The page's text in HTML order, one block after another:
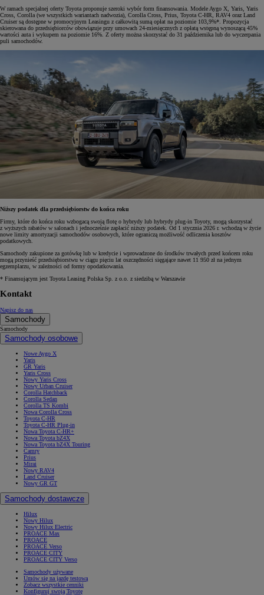
W ramach specjalnej oferty Toyota proponuje szeroki wybór form finansowania. Modele Aygo X, Yaris, Yaris
Cross, Corolla (we wszystkich wariantach nadwozia), Corolla Cross, Prius, Toyota C-HR, RAV4 oraz Land
Cruiser są dostępne w promocyjnym Leasingu z całkowitą sumą opłat na poziomie 103,9%*. Propozycja
skierowana do przedsiębiorców obowiązuje przy umowach 24-miesięcznych z opłatą wstępną wynoszącą 45%
wartości auta i wykupem na poziomie 16%. Z oferty można skorzystać do 31 października lub do wyczerpania
puli samochodów.
Niższy podatek dla przedsiębiorstw do końca roku
Firmy, które do końca roku wzbogacą swoją flotę o hybrydy lub hybrydy plug-in Toyoty, mogą skorzystać
z wyższych rabatów w salonach i jednocześnie zapłacić niższy podatek. Od 1 stycznia 2026 r. wchodzą w życie
nowe limity amortyzacji samochodów osobowych, które ograniczą możliwość odliczenia kosztów
podatkowych.
Samochody zakupione za gotówkę lub w kredycie i wprowadzone do środków trwałych przed końcem roku
mogą przynieść przedsiębiorstwu w ciągu pięciu lat oszczędności sięgające nawet 11 950 zł na jednym
egzemplarzu, w zależności od formy opodatkowania.
* Finansującym jest Toyota Leasing Polska Sp. z o.o. z siedzibą w Warszawie
Kontakt
Napisz do nas
Samochody
Samochody
Samochody osobowe
Nowe Aygo X
Yaris
GR Yaris
Yaris Cross
Nowy Yaris Cross
Nowy Urban Cruiser
Corolla Hatchback
Corolla Sedan
Corolla TS Kombi
Nowa Corolla Cross
Toyota C-HR
Toyota C-HR Plug-in
Nowa Toyota C-HR+
Nowa Toyota bZ4X
Nowa Toyota bZ4X Touring
Camry
Prius
Mirai
Nowy RAV4
Land Cruiser
Nowy GR GT
Samochody dostawcze
Hilux
Nowy Hilux
Nowy Hilux Electric
PROACE Max
PROACE
PROACE Verso
PROACE CITY
PROACE CITY Verso
Samochody używane
Umów się na jazdę testową
Zobacz wszystkie cenniki
Konfiguruj swoją Toyotę